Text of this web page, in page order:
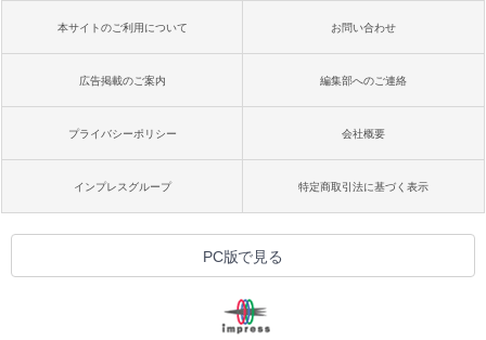
本サイトのご利用について お問い合わせ
広告掲載のご案内 編集部へのご連絡
プライバシーポリシー 会社概要
インプレスグループ 特定商取引法に基づく表示
PC版で見る